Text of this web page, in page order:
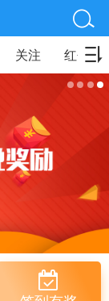
关注 红包